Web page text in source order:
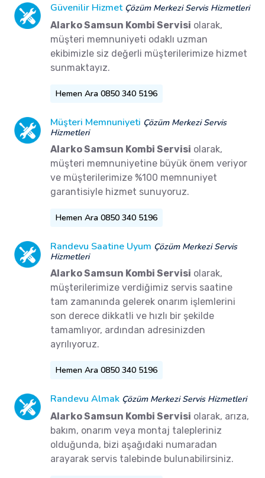
Güvenilir Hizmet Çözüm Merkezi Servis Hizmetleri
Alarko Samsun Kombi Servisi olarak,
müşteri memnuniyeti odaklı uzman
ekibimizle siz değerli müşterilerimize hizmet
sunmaktayız.
Hemen Ara 0850 340 5196
Müşteri Memnuniyeti Çözüm Merkezi Servis
Hizmetleri
Alarko Samsun Kombi Servisi olarak,
müşteri memnuniyetine büyük önem veriyor
ve müşterilerimize %100 memnuniyet
garantisiyle hizmet sunuyoruz.
Hemen Ara 0850 340 5196
Randevu Saatine Uyum Çözüm Merkezi Servis
Hizmetleri
Alarko Samsun Kombi Servisi olarak,
müşterilerimize verdiğimiz servis saatine
tam zamanında gelerek onarım işlemlerini
son derece dikkatli ve hızlı bir şekilde
tamamlıyor, ardından adresinizden
ayrılıyoruz.
Hemen Ara 0850 340 5196
Randevu Almak Çözüm Merkezi Servis Hizmetleri
Alarko Samsun Kombi Servisi olarak, arıza,
bakım, onarım veya montaj talepleriniz
olduğunda, bizi aşağıdaki numaradan
arayarak servis talebinde bulunabilirsiniz.